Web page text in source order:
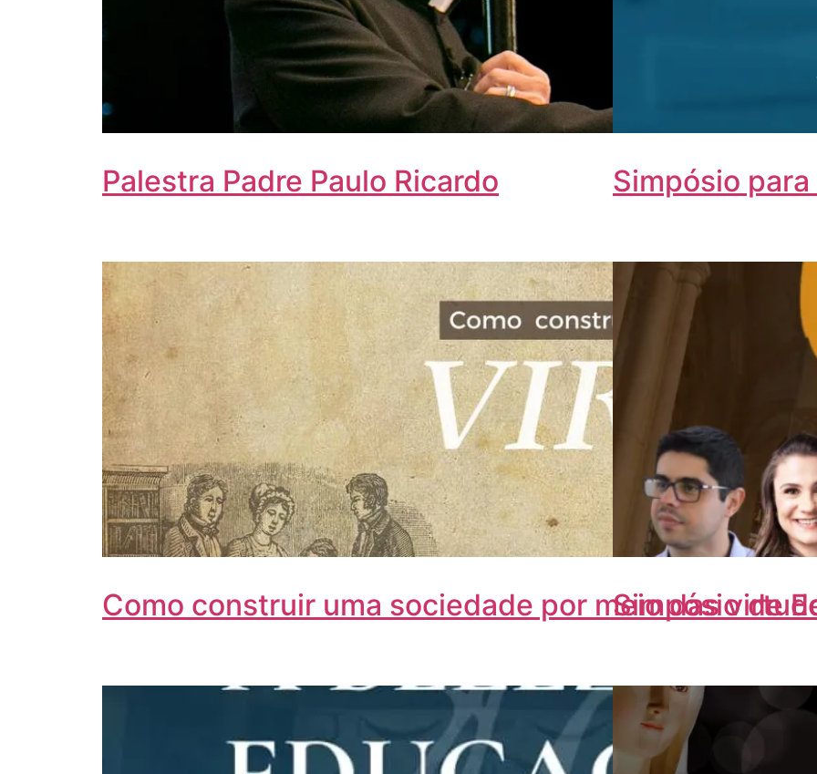
Palestra Padre Paulo Ricardo Simpósio
Como construir uma sociedade por meio das
Simpósio de